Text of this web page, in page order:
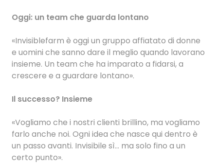
Oggi: un team che guarda lontano
«Invisiblefarm è oggi un gruppo affiatato di donne
e uomini che sanno dare il meglio quando lavorano
insieme. Un team che ha imparato a fidarsi, a
crescere e a guardare lontano».
Il successo? Insieme
«Vogliamo che i nostri clienti brillino, ma vogliamo
farlo anche noi. Ogni idea che nasce qui dentro è
un passo avanti. Invisibile sì… ma solo fino a un
certo punto».